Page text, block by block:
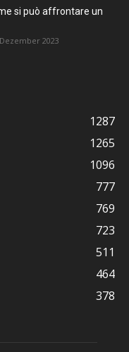
si può affrontare un
2023
1287
1265
1096
777
769
723
511
464
378